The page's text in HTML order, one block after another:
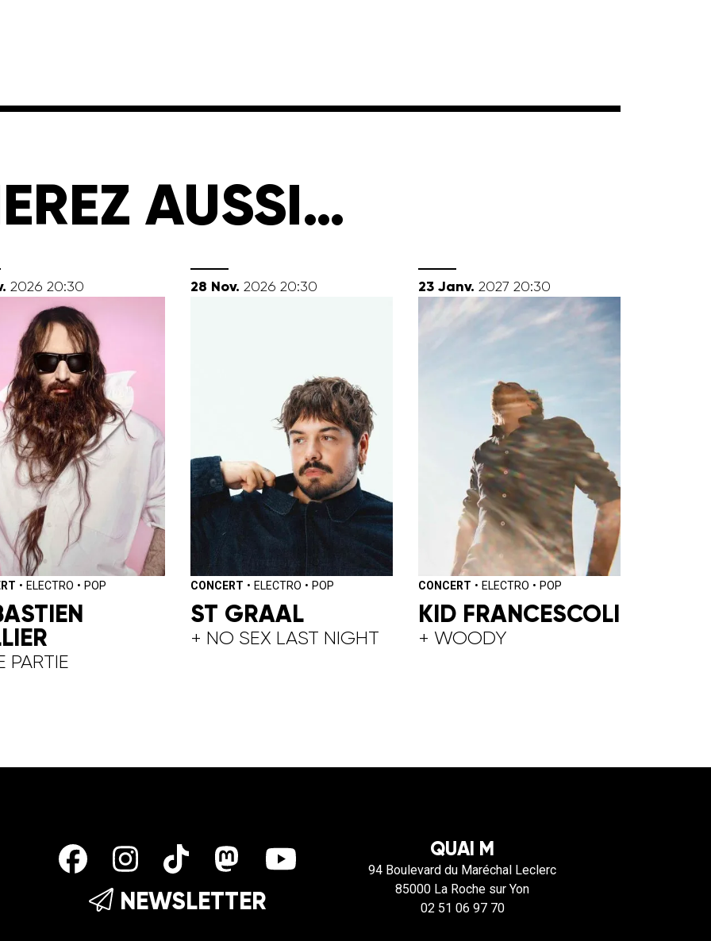
AUSSI…
2026 20:30
• ELECTRO • POP
PARTIE
28 novembre
Nov. 2026 20:30
CONCERT • ELECTRO • POP
ST GRAAL
+ NO SEX LAST NIGHT
23 janvier
Janv. 2027 20:30
CONCERT • ELECTRO • POP
KID FRANCESCOLI
+ WOODY
NEWSLETTER
QUAI M
94 Boulevard du Maréchal Leclerc
85000 La Roche sur Yon
02 51 06 97 70